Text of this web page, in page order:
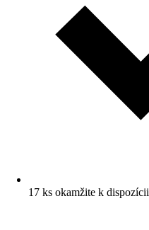
17 ks okamžite k dispozícii